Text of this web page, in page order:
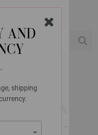
AND
shipping
&
35/75 -